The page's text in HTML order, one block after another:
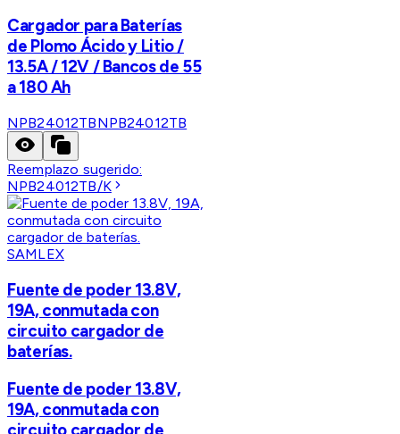
Cargador para Baterías
de Plomo Ácido y Litio /
13.5A / 12V / Bancos de 55
a 180 Ah
NPB24012TBNPB24012TB
Reemplazo sugerido:
NPB24012TB/K
SAMLEX
Fuente de poder 13.8V,
19A, conmutada con
circuito cargador de
baterías.
Fuente de poder 13.8V,
19A, conmutada con
circuito cargador de